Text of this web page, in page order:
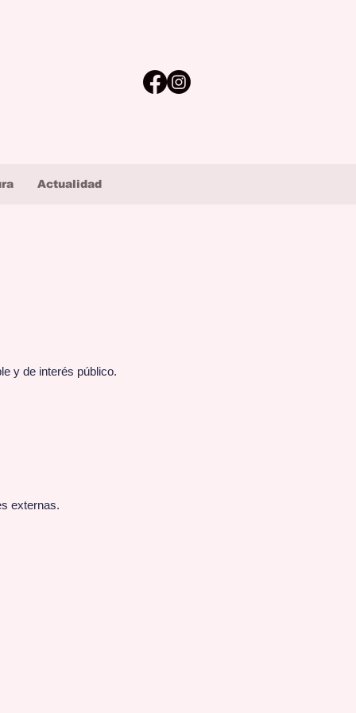
Actualidad
y de interés público.
externas.